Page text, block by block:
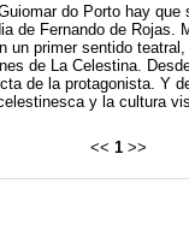
do Porto hay
de Fernando de Rojas.
un primer sentido
de La Celestina.
de la protagonista. Y
y la cultura
<< 1 >>